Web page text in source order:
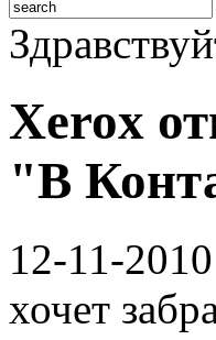
Xerox
"В
12-11-2010
хочет